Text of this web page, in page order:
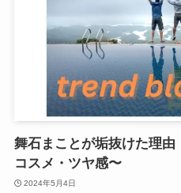
舞石まことが垢抜けた理
コスメ・ツヤ感〜
2024年5月4日